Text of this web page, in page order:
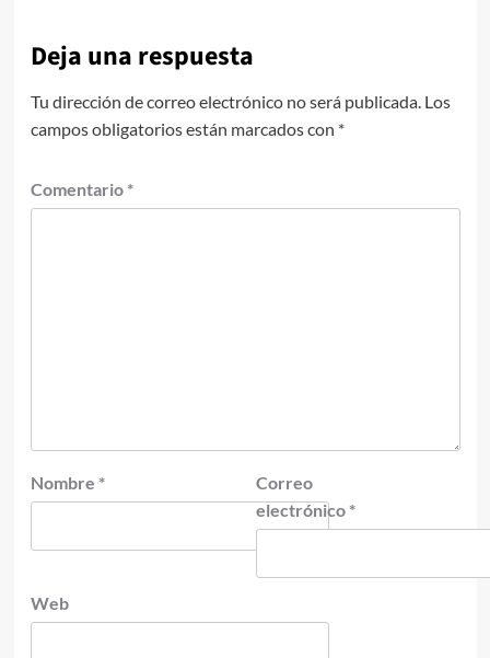
Deja una respuesta
Tu dirección de correo electrónico no será publicada. Los
campos obligatorios están marcados con *
Comentario *
Nombre *
Correo
electrónico *
Web